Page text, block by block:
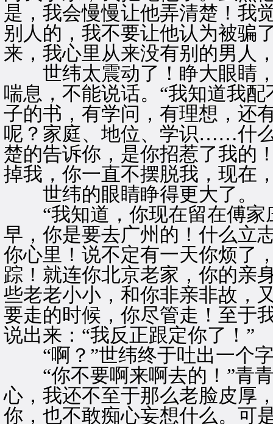
是，我会慢慢让他弄清楚！我
别人的，我不要让他认为被骗
来，我心里从来没有别的男人
世纬太震动了！睁大眼睛，
喘息，不能说话。“我知道我
子的书，有学问，有理想，还
呢？家庭、地位、学识……什
楚的告诉你，是你招惹了我的
掉我，你一直不摆脱我，现在
世纬的眼睛睁得更大了。
“我知道，你现在留在傅家
早，你是要去广州的！什么立
你心里！说不定有一天你烦了
踪！就连你北京老家，你的亲
些老老小小，和你非亲非故，
要走的时候，你尽管走！至
说出来：“我反正跟定你了！”
“啊？”世纬终于吐出一个
“你不要啊来啊去的！”青青
心，我还不至于那么老脸皮厚
你，也不敢痴心妄想什么。可